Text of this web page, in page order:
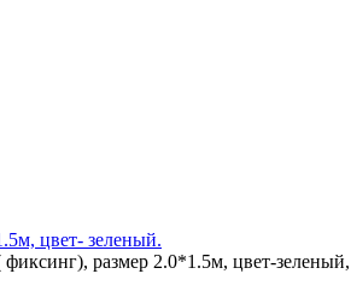
цвет- зеленый.
фиксинг), размер 2.0*1.5м, цвет-